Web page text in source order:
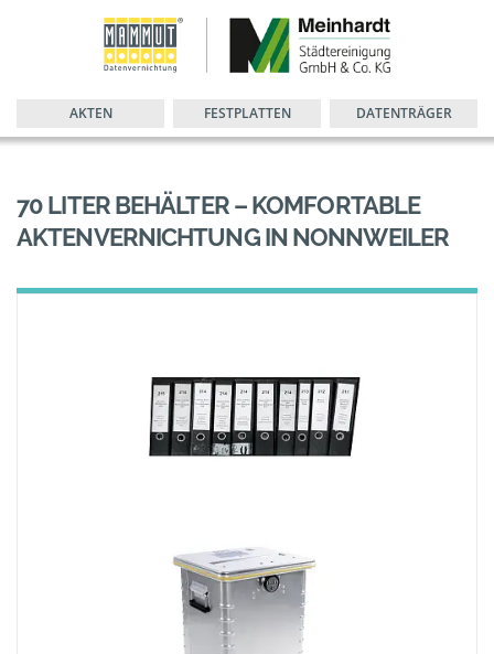
AKTEN FESTPLATTEN DATENTRÄGER
70 LITER BEHÄLTER – KOMFORTABLE
AKTENVERNICHTUNG IN NONNWEILER